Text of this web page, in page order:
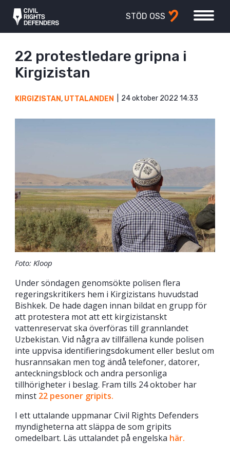
STÖD OSS
22 protestledare gripna i
Kirgizistan
KIRGIZISTAN, UTTALANDEN 24 oktober 2022 14:33
Foto: Kloop
Under söndagen genomsökte polisen flera
regeringskritikers hem i Kirgizistans huvudstad
Bishkek. De hade dagen innan bildat en grupp för
att protestera mot att ett kirgizistanskt
vattenreservat ska överföras till grannlandet
Uzbekistan. Vid några av tillfällena kunde polisen
inte uppvisa identifieringsdokument eller beslut om
husrannsakan men tog ändå telefoner, datorer,
anteckningsblock och andra personliga
tillhörigheter i beslag. Fram tills 24 oktober har
minst 22 pesoner gripits.
I ett uttalande uppmanar Civil Rights Defenders
myndigheterna att släppa de som gripits
omedelbart. Läs uttalandet på engelska här.